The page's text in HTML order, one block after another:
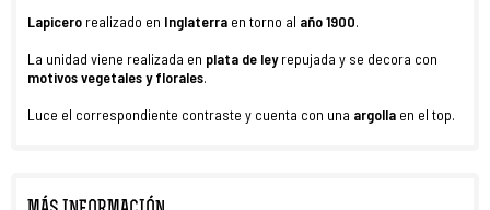
Lapicero realizado en Inglaterra en torno al año 1900.
La unidad viene realizada en plata de leyrepujada y se decora con
motivos vegetales y florales.
Luce el correspondiente contraste y cuenta con una argolla en el top.